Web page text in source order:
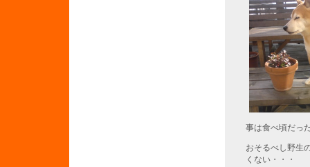
事は食べ頃だっ
おそるべし野生
くない・・・